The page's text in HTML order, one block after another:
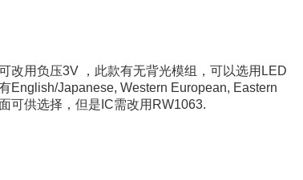
改用负压3V ，此款有无背光模组，可以选用 LED
English/Japanese, Western European, Eastern
可供选择，但是 IC需改用 RW1063.